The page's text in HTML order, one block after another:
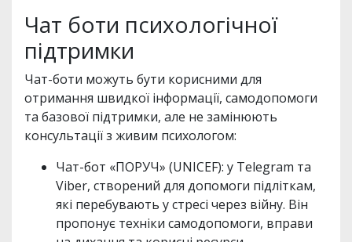
Чат боти психологічної
підтримки
Чат-боти можуть бути корисними для
отримання швидкої інформації, самодопомоги
та базової підтримки, але не замінюють
консультації з живим психологом:
Чат-бот «ПОРУЧ» (UNICEF): у Telegram та
Viber, створений для допомоги підліткам,
які перебувають у стресі через війну. Він
пропонує техніки самодопомоги, вправи